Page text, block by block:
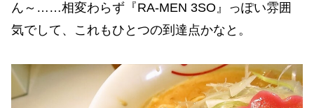
ん～……相変わらず『RA-MEN 3SO』っぽい雰囲
気でして、これもひとつの到達点かなと。